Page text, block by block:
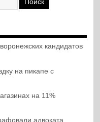
кандидатов
на пикапе с
на 11%
адвоката